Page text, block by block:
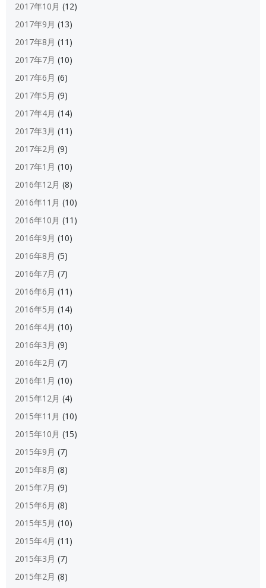
2017年10月 (12)
2017年9月 (13)
2017年8月 (11)
2017年7月 (10)
2017年6月 (6)
2017年5月 (9)
2017年4月 (14)
2017年3月 (11)
2017年2月 (9)
2017年1月 (10)
2016年12月 (8)
2016年11月 (10)
2016年10月 (11)
2016年9月 (10)
2016年8月 (5)
2016年7月 (7)
2016年6月 (11)
2016年5月 (14)
2016年4月 (10)
2016年3月 (9)
2016年2月 (7)
2016年1月 (10)
2015年12月 (4)
2015年11月 (10)
2015年10月 (15)
2015年9月 (7)
2015年8月 (8)
2015年7月 (9)
2015年6月 (8)
2015年5月 (10)
2015年4月 (11)
2015年3月 (7)
2015年2月 (8)